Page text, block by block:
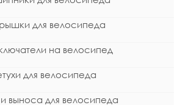
для велосипеда
на велосипед
для велосипеда
выноса для велосипеда